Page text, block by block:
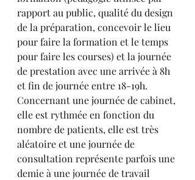
rapport au public, qualité du design
de la préparation, concevoir le lieu
pour faire la formation et le temps
pour faire les courses) et la journée
de prestation avec une arrivée à 8h
et fin de journée entre 18-19h.
Concernant une journée de cabinet,
elle est rythmée en fonction du
nombre de patients, elle est très
aléatoire et une journée de
consultation représente parfois une
demie à une journée de travail